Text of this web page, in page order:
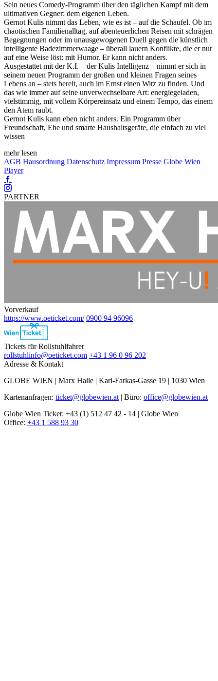
Sein neues Comedy-Programm über den täglichen Kampf mit dem
ultimativen Gegner: dem eigenen Leben.
Gernot Kulis nimmt das Leben, wie es ist – auf die Schaufel. Ob im
chaotischen Familienalltag, auf abenteuerlichen Reisen mit schrägen
Begegnungen oder im unausgewogenen Duell gegen die künstlich
intelligente Badezimmerwaage – überall lauern Konflikte, die er nur
auf eine Weise löst: mit Humor. Er kann nicht anders.
Ausgestattet mit der K.I. – der Kulis Intelligenz – nimmt er sich in
seinem neuen Programm der großen und kleinen Fragen seines
Lebens an – stets bereit, auch im Ernst einen Witz zu finden. Und
das wie immer auf seine unverwechselbare Art: energiegeladen,
vielstimmig, mit vollem Körpereinsatz und einem Tempo, das einem
den Atem raubt.
Gernot Kulis kann eben nicht anders. Ein Programm über
Freundschaft, Ehe und smarte Haushaltsgeräte, die einfach zu viel
wissen
mehr lesen
AGB Hausordnung Datenschutz Impressum Presse Globe Wien
Player
Facebook
Instagram
PARTNER
Vorverkauf
https://www.oeticket.com/ 0900 94 96096
Ebene
2
Tickets für Rollstuhlfahrer
rollstuhlinfo@oeticket.com +43 1 96 0 96 202
Adresse & Kontakt
GLOBE WIEN | Marx Halle | Karl-Farkas-Gasse 19 | 1030 Wien
Kartenanfragen: ticket@globewien.at | Büro: office@globewien.at
Globe Wien Ticket: +43 (1) 512 47 42 - 14 | Globe Wien
Office: +43 1 588 93 30